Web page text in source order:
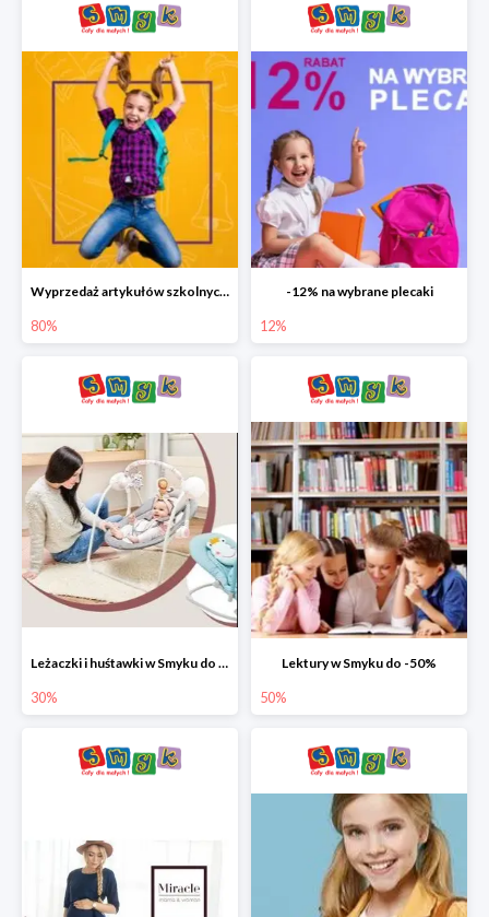
Wyprzedaż artykułów szkolnych w Smyku do -80%
80%
-12% na wybrane plecaki
12%
Leżaczki i huśtawki w Smyku do -30%
30%
Lektury w Smyku do -50%
50%